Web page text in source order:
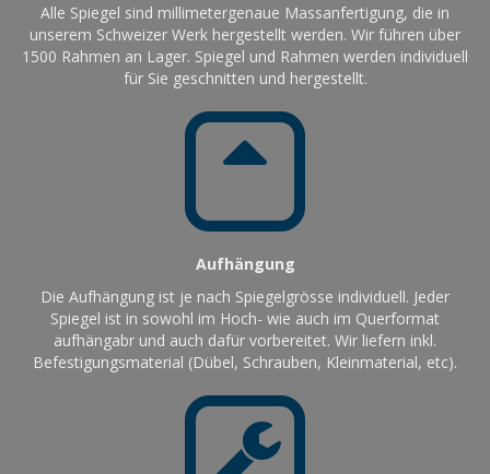
Alle Spiegel sind millimetergenaue Massanfertigung, die in
unserem Schweizer Werk hergestellt werden. Wir führen über
1500 Rahmen an Lager. Spiegel und Rahmen werden individuell
für Sie geschnitten und hergestellt.
Aufhängung
Die Aufhängung ist je nach Spiegelgrösse individuell. Jeder
Spiegel ist in sowohl im Hoch- wie auch im Querformat
aufhängabr und auch dafür vorbereitet. Wir liefern inkl.
Befestigungsmaterial (Dübel, Schrauben, Kleinmaterial, etc).